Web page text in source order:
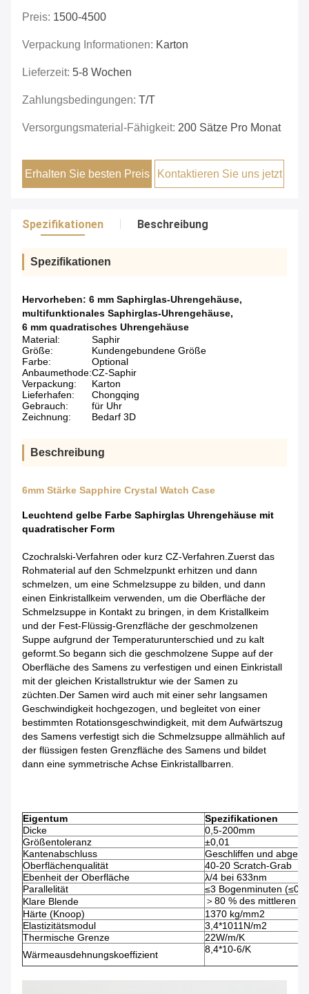
Preis: 1500-4500
Verpackung Informationen: Karton
Lieferzeit: 5-8 Wochen
Zahlungsbedingungen: T/T
Versorgungsmaterial-Fähigkeit: 200 Sätze Pro Monat
Erhalten Sie besten Preis Kontaktieren Sie uns jetzt
Spezifikationen Beschreibung
Spezifikationen
Hervorheben: 6 mm Saphirglas-Uhrengehäuse,
multifunktionales Saphirglas-Uhrengehäuse,
6 mm quadratisches Uhrengehäuse
Material:
Saphir
Größe:
Kundengebundene Größe
Farbe:
Optional
Anbaumethode:CZ-Saphir
Verpackung:
Karton
Lieferhafen:
Chongqing
Gebrauch:
für Uhr
Zeichnung:
Bedarf 3D
Beschreibung
6mm Stärke Sapphire Crystal Watch Case
Leuchtend gelbe Farbe Saphirglas Uhrengehäuse mit
quadratischer Form
Czochralski-Verfahren oder kurz CZ-Verfahren.Zuerst das
Rohmaterial auf den Schmelzpunkt erhitzen und dann
schmelzen, um eine Schmelzsuppe zu bilden, und dann
einen Einkristallkeim verwenden, um die Oberfläche der
Schmelzsuppe in Kontakt zu bringen, in dem Kristallkeim
und der Fest-Flüssig-Grenzfläche der geschmolzenen
Suppe aufgrund der Temperaturunterschied und zu kalt
geformt.So begann sich die geschmolzene Suppe auf der
Oberfläche des Samens zu verfestigen und einen Einkristall
mit der gleichen Kristallstruktur wie der Samen zu
züchten.Der Samen wird auch mit einer sehr langsamen
Geschwindigkeit hochgezogen, und begleitet von einer
bestimmten Rotationsgeschwindigkeit, mit dem Aufwärtszug
des Samens verfestigt sich die Schmelzsuppe allmählich auf
der flüssigen festen Grenzfläche des Samens und bildet
dann eine symmetrische Achse Einkristallbarren.
Eigentum
Spezifikationen
Dicke
0,5-200mm
Größentoleranz
±0,01
Kantenabschluss
Geschliffen und
Oberflächenqualität
40-20 Scratch-Grab
Ebenheit der Oberfläche
λ/4 bei 633nm
Parallelität
≤3 Bogenminuten
Klare Blende
＞80 % des mittleren
Härte (Knoop)
1370 kg/mm2
Elastizitätsmodul
3,4*1011N/m2
Thermische Grenze
22W/m/K
Wärmeausdehnungskoeffizient
8,4*10-6/K